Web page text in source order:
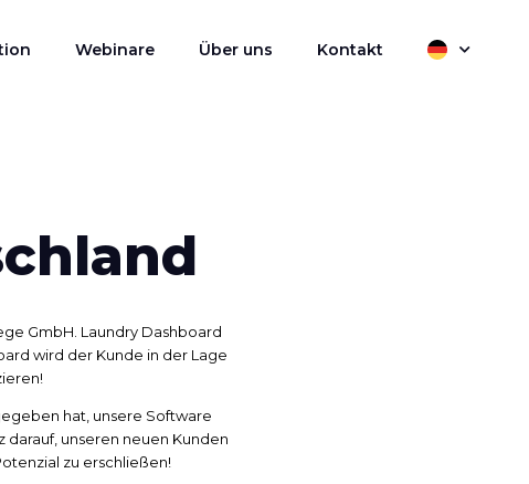
Webinare Über uns Kontakt
GmbH. Laundry Dashboard
wird der Kunde in der Lage
hat, unsere Software
darauf, unseren neuen Kunden
zu erschließen!